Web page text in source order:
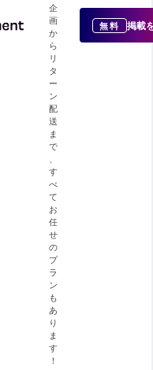
企
画
か
ら
リ
タ
ー
ン
配
送
ま
で
す
べ
て
お
任
せ
の
プ
ラ
ン
も
あ
り
ま
す
！
無料 掲載